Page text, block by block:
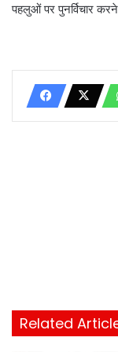
पहलुओं पर पुनर्विचार
Related